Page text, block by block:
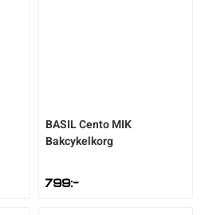
BASILCento MIK
Bakcykelkorg
799:-